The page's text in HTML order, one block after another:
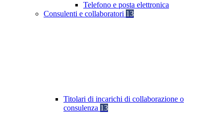
Telefono e posta elettronica
Consulenti e collaboratori 13
Titolari di incarichi di collaborazione o
consulenza 13